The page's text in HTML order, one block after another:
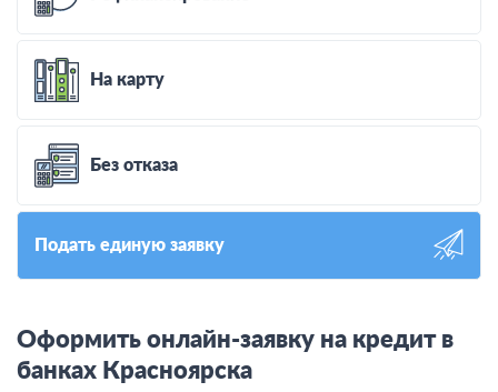
На карту
Без отказа
Подать единую заявку
Оформить онлайн-заявку на кредит в
банках Красноярска